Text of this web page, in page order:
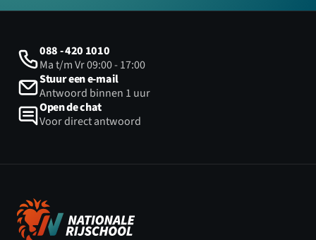
088 - 420 1010
Ma t/m Vr 09:00 - 17:00
Stuur een e-mail
Antwoord binnen 1 uur
Open de chat
Voor direct antwoord